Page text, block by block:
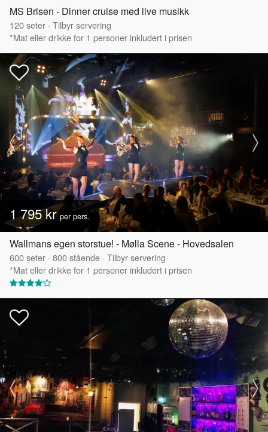
MS Brisen - Dinner cruise med live musikk
120seter · Tilbyr servering
*Mat eller drikke for 1 personer inkludert i prisen
1 795 krper pers.
Wallmans egen storstue! - Mølla Scene - Hovedsalen
600seter · 800stående · Tilbyr servering
*Mat eller drikke for 1 personer inkludert i prisen